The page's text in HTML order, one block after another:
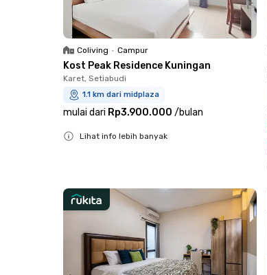
Coliving • Campur
Kost Peak Residence Kuningan
Karet, Setiabudi
1.1 km dari midplaza
mulai dari Rp3.900.000 /bulan
Lihat info lebih banyak